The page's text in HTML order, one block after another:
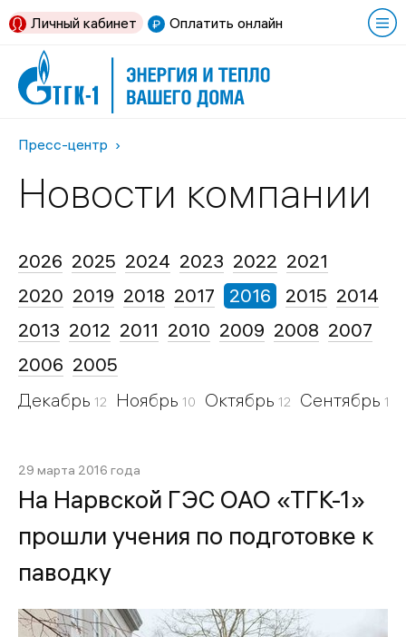
Оплатить онлайн
Личный кабинет
Пресс-центр
Новости компании
2026 2025 2024 2023 2022 2021
2020 2019 2018 2017 2016
Декабрь 12 Ноябрь 10 Октябрь 12 Сентябрь 16
2015 2014
2013 2012 2011 2010 2009 2008 2007
2006 2005
29 марта 2016 года
На Нарвской ГЭС ОАО «ТГК-1»
прошли учения по подготовке к
паводку